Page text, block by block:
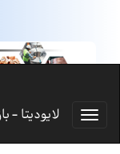
لایودیتا -